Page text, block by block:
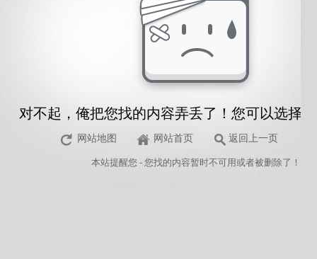
对不起，俺把您找的内容弄丢了！您可以选择
网站地图 网站首页 返回上一页
本站提醒您 - 您找的内容暂时不可用或者被删除了！